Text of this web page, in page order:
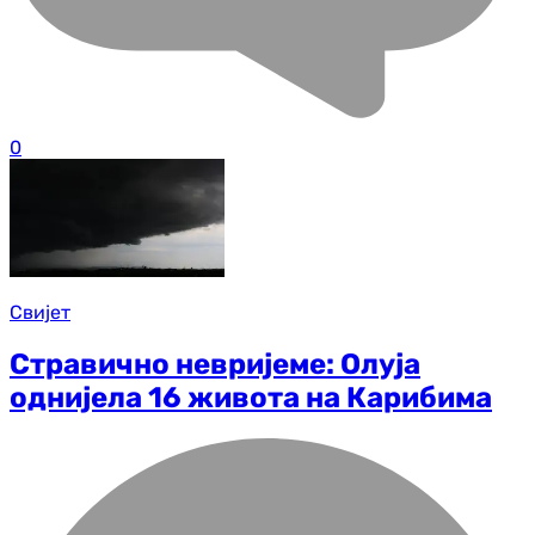
0
Свијет
Стравично невријеме: Олуја
однијела 16 живота на Карибима